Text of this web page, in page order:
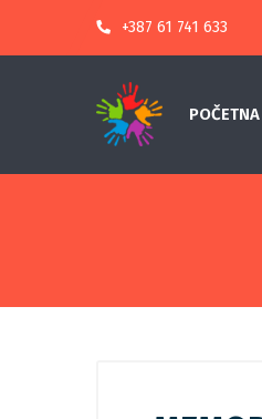
+387 61 741 633
POČETNA